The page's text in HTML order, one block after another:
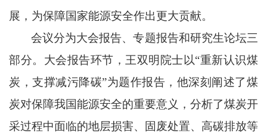
展，为保障国家能源安全作出更大贡献。
会议分为大会报告、专题报告和研究生论坛三
部分。大会报告环节，王双明院士以“重新认识煤
炭，支撑减污降碳”为题作报告，他深刻阐述了煤
炭对保障我国能源安全的重要意义，分析了煤炭开
采过程中面临的地层损害、固废处置、高碳排放等